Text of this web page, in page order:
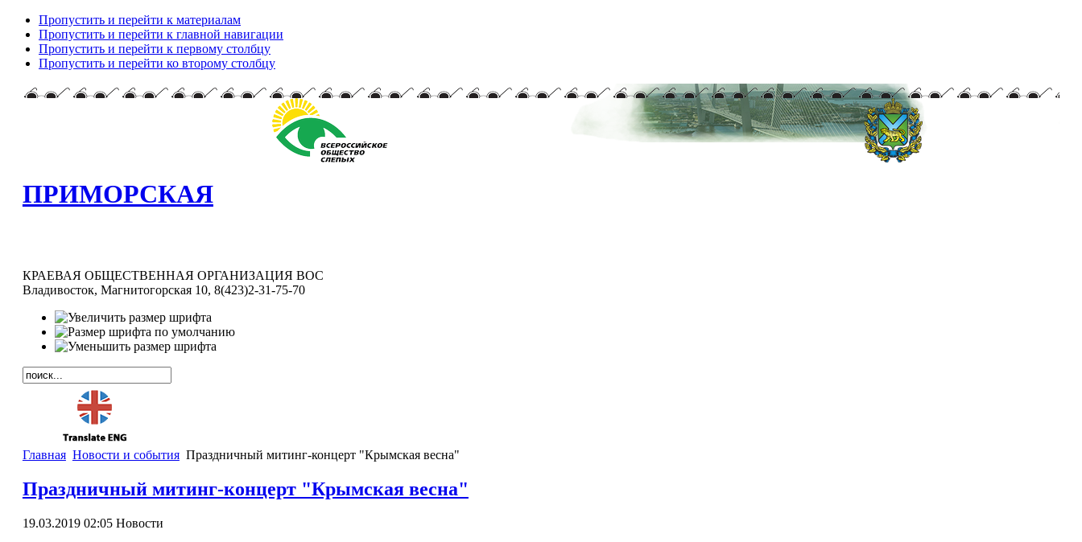
Пропустить и перейти к материалам
Пропустить и перейти к главной навигации
Пропустить и перейти к первому столбцу
Пропустить и перейти ко второму столбцу
ПРИМОРСКАЯ
КРАЕВАЯ ОБЩЕСТВЕННАЯ ОРГАНИЗАЦИЯ ВОС
Владивосток, Магнитогорская 10, 8(423)2-31-75-70
Главная Новости и события Праздничный митинг-концерт "Крымская весна"
Праздничный митинг-концерт "Крымская весна"
19.03.2019 02:05 Новости